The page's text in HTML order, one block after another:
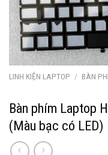
LINH KIỆN LAPTOP / BÀN
Bàn phím Laptop
(Màu bạc có LED)